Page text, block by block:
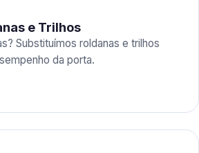
e Trilhos
Substituímos roldanas e trilhos
da porta.